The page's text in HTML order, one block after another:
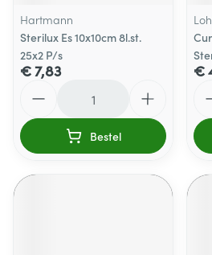
Hartmann
Sterilux Es 10x10cm 8l.st.
25x2 P/s
€ 7,83
Bestel
€